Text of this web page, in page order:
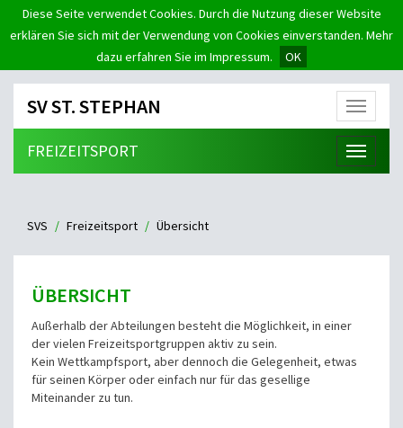
Diese Seite verwendet Cookies. Durch die Nutzung dieser Website
erklären Sie sich mit der Verwendung von Cookies einverstanden. Mehr
dazu erfahren Sie im Impressum.
OK
Menü
SV ST. STEPHAN
Menü
FREIZEITSPORT
SVS Freizeitsport Übersicht
ÜBERSICHT
Außerhalb der Abteilungen besteht die Möglichkeit, in einer
der vielen Freizeitsportgruppen aktiv zu sein.
Kein Wettkampfsport, aber dennoch die Gelegenheit, etwas
für seinen Körper oder einfach nur für das gesellige
Miteinander zu tun.